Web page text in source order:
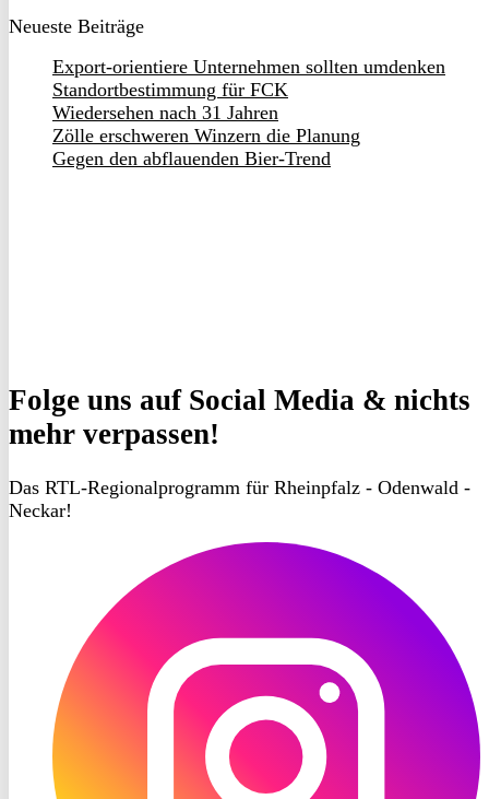
Neueste Beiträge
Export-orientiere Unternehmen sollten umdenken
Standortbestimmung für FCK
Wiedersehen nach 31 Jahren
Zölle erschweren Winzern die Planung
Gegen den abflauenden Bier-Trend
Folge uns auf Social Media & nichts
mehr verpassen!
Das RTL-Regionalprogramm für Rheinpfalz - Odenwald -
Neckar!
Instagram